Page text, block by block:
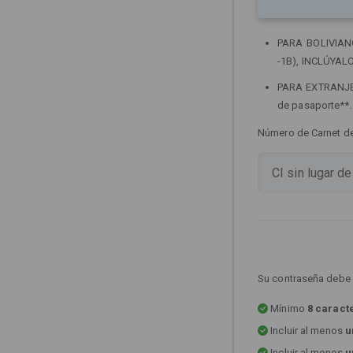
PARA
-1B),
PARA
de pasaporte**.
Número de Carnet
Su contraseña
Mínimo 8
Incluir al menos